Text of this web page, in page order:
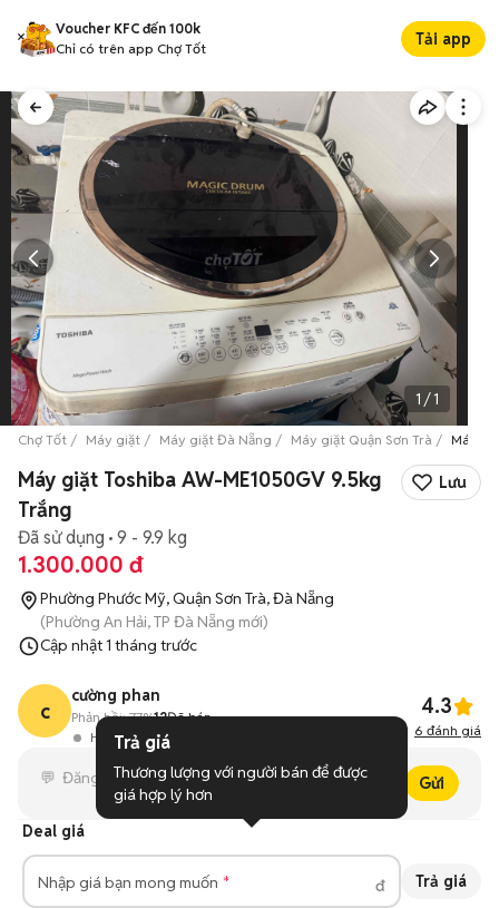
Voucher KFC đến 100k
Chỉ có trên app Chợ Tốt
Tải app
1 /1
Chợ Tốt Máy giặt Máy giặt Đà Nẵng Máy giặt Quận Sơn Trà Máy
Máy giặt Toshiba AW-ME1050GV 9.5kg
Trắng
Lưu
Đã sử dụng 9 - 9.9 kg
1.300.000 đ
Phường Phước Mỹ, Quận Sơn Trà, Đà Nẵng
(Phường An Hải, TP Đà Nẵng mới)
Cập nhật1 tháng trước
c
cường phan
Hoạt động 16 giờ trước
Phản hồi: 77%12Đã bán 4.3
6 đánh giá
Gửi
Deal giá
Nhập giá bạn mong muốn đ Trả giá
Trả giá
Thương lượng với người bán để được
giá hợp lý hơn